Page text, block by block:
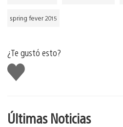
spring fever 2015
¿Te gustó esto?
Me
gusta
Últimas Noticias